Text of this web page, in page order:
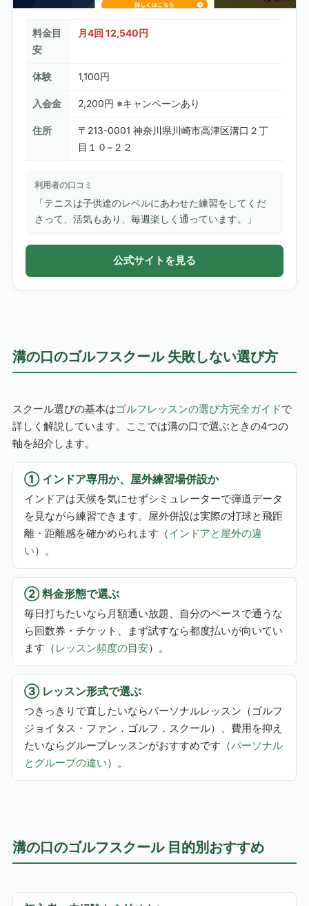
料金目
安
月4回 12,540円
体験 1,100円
入会金 2,200円 ※キャンペーンあり
住所
〒213-0001 神奈川県川崎市高津区溝口２丁
目１０−２２
利用者の口コミ
「テニスは子供達のレベルにあわせた練習をしてくだ
さって、活気もあり、毎週楽しく通っています。」
公式サイトを見る
溝の口のゴルフスクール 失敗しない選び方
スクール選びの基本はゴルフレッスンの選び方完全ガイドで
詳しく解説しています。ここでは溝の口で選ぶときの4つの
軸を紹介します。
① インドア専用か、屋外練習場併設か
インドアは天候を気にせずシミュレーターで弾道データ
を見ながら練習できます。屋外併設は実際の打球と飛距
離・距離感を確かめられます（インドアと屋外の違
い）。
② 料金形態で選ぶ
毎日打ちたいなら月額通い放題、自分のペースで通うな
ら回数券・チケット、まず試すなら都度払いが向いてい
ます（ レッスン頻度の目安）。
③ レッスン形式で選ぶ
つきっきりで直したいならパーソナルレッスン（ゴルフ
ジョイタス・ファン．ゴルフ．スクール）、費用を抑え
たいならグループレッスンがおすすめです（パーソナル
とグループの違い）。
溝の口のゴルフスクール 目的別おすすめ